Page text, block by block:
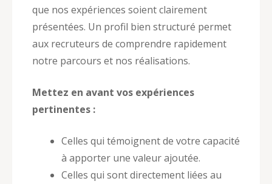
que nos expériences soient clairement
présentées. Un profil bien structuré permet
aux recruteurs de comprendre rapidement
notre parcours et nos réalisations.
Mettez en avant vos expériences
pertinentes :
Celles qui témoignent de votre capacité
à apporter une valeur ajoutée.
Celles qui sont directement liées au